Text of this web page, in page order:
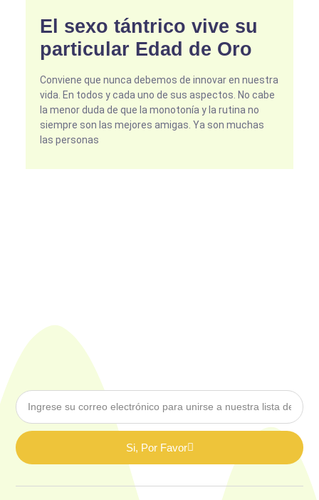
El sexo tántrico vive su
particular Edad de Oro
Conviene que nunca debemos de innovar en nuestra
vida. En todos y cada uno de sus aspectos. No cabe
la menor duda de que la monotonía y la rutina no
siempre son las mejores amigas. Ya son muchas
las personas
Si, Por Favor